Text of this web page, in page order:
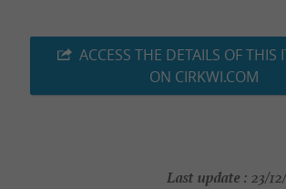
ACCESS THE DETAILS OF THIS
ON CIRKWI.COM
Last update : 23/